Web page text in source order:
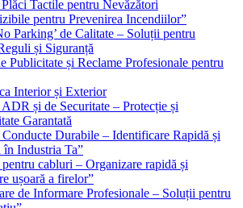
Plăci Tactile pentru Nevăzători
pentru Prevenirea Incendiilor”
Parking’ de Calitate – Soluții pentru
și Siguranță
Publicitate și Reclame Profesionale pentru
Interior și Exterior
ADR și de Securitate – Protecție și
Garantată
Conducte Durabile – Identificare Rapidă și
în Industria Ta”
pentru cabluri – Organizare rapidă și
ușoară a firelor”
de Informare Profesionale – Soluții pentru